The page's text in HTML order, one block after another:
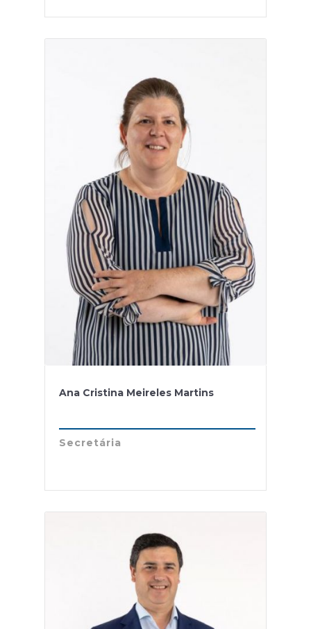
Ana Cristina Meireles Martins
Secretária